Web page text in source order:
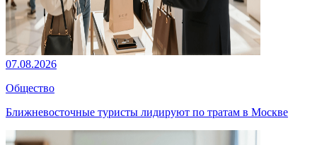
07.08.2026
Общество
Ближневосточные туристы лидируют по тратам в Москве